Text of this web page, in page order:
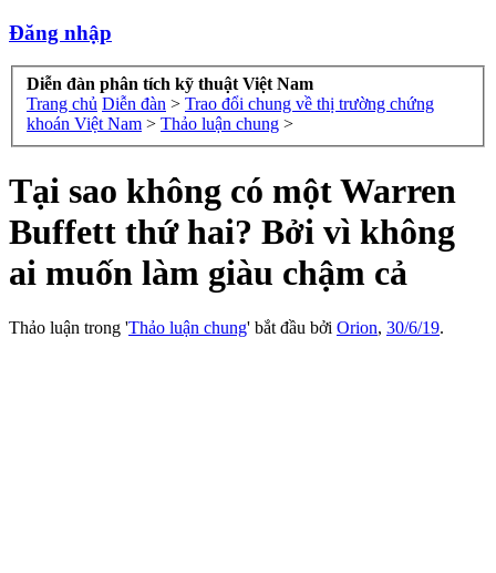
Đăng nhập
Diễn đàn phân tích kỹ thuật Việt Nam
Trang chủ Diễn đàn > Trao đổi chung về thị trường chứng
khoán Việt Nam > Thảo luận chung >
Tại sao không có một Warren
Buffett thứ hai? Bởi vì không
ai muốn làm giàu chậm cả
Thảo luận trong 'Thảo luận chung' bắt đầu bởi Orion, 30/6/19.